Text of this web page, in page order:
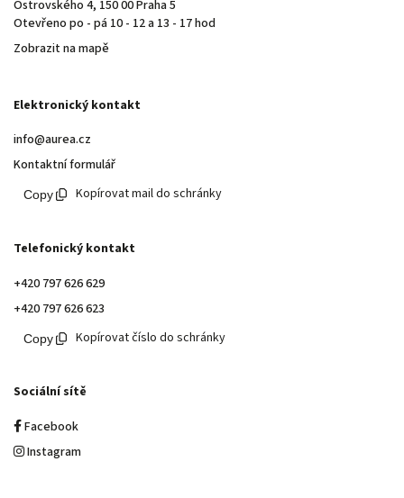
Ostrovského 4, 150 00 Praha 5
Otevřeno po - pá 10 - 12 a 13 - 17 hod
Zobrazit na mapě
Elektronický kontakt
info@aurea.cz
Kontaktní formulář
Kopírovat mail do schránky
Telefonický kontakt
+420 797 626 629
+420 797 626 623
Kopírovat číslo do schránky
Sociální sítě
Facebook
Instagram